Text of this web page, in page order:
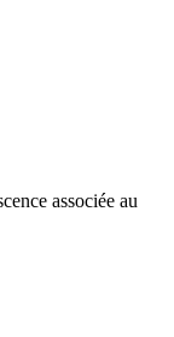
associée au